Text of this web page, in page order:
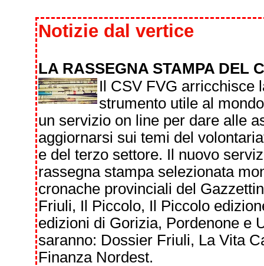
Notizie dal vertice
LA RASSEGNA STAMPA DEL
Il CSV FVG arricchisce
strumento utile al
un servizio on line per dare alle
aggiornarsi sui temi del
e del terzo settore. Il nuovo
rassegna stampa selezionata
cronache provinciali del
Friuli, Il Piccolo, Il Piccolo
edizioni di Gorizia, Pordenone e
saranno: Dossier Friuli, La Vita
Finanza Nordest.